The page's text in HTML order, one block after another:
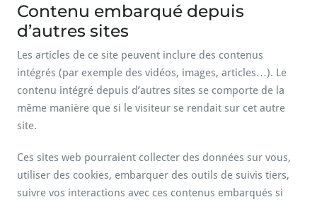
Contenu embarqué depuis
d’autres sites
Les articles de ce site peuvent inclure des contenus
intégrés (par exemple des vidéos, images, articles…). Le
contenu intégré depuis d’autres sites se comporte de la
même manière que si le visiteur se rendait sur cet autre
site.
Ces sites web pourraient collecter des données sur vous,
utiliser des cookies, embarquer des outils de suivis tiers,
suivre vos interactions avec ces contenus embarqués si